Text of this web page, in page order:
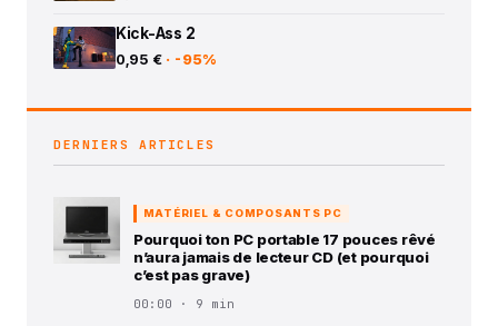
Kick-Ass 2
0,95 € · -95%
DERNIERS ARTICLES
MATÉRIEL & COMPOSANTS PC
Pourquoi ton PC portable 17 pouces rêvé
n’aura jamais de lecteur CD (et pourquoi
c’est pas grave)
00:00 · 9 min